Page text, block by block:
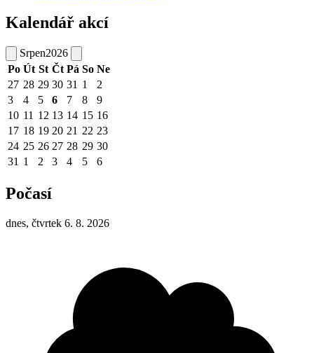
Kalendář akcí
Srpen2026
Po Út St Čt Pá So Ne
27 28 29 30 31 1
2
3
4 5 6 7 8
9
10 11 12 13 14 15 16
17 18 19 20 21 22 23
24 25 26 27 28 29 30
31 1 2 3 4 5 6
Počasí
dnes, čtvrtek 6. 8. 2026